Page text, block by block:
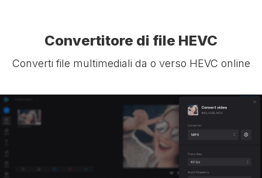
Convertitore di file HEVC
Converti file multimediali da o verso HEVC online